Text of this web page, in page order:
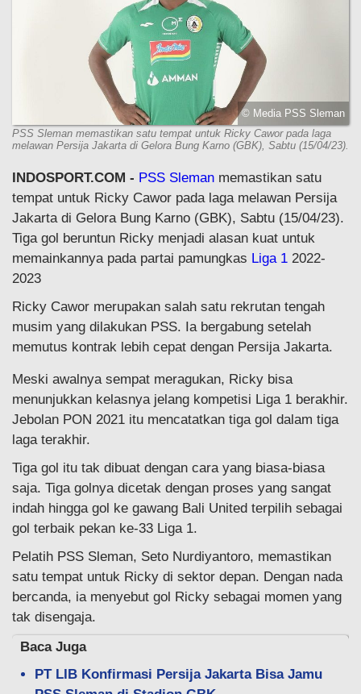
© Media PSS Sleman
PSS Sleman memastikan satu tempat untuk Ricky Cawor pada laga
melawan Persija Jakarta di Gelora Bung Karno (GBK), Sabtu (15/04/23).
INDOSPORT.COM - PSS Sleman memastikan satu
tempat untuk Ricky Cawor pada laga melawan Persija
Jakarta di Gelora Bung Karno (GBK), Sabtu (15/04/23).
Tiga gol beruntun Ricky menjadi alasan kuat untuk
memainkannya pada partai pamungkas Liga 1 2022-
2023
Ricky Cawor merupakan salah satu rekrutan tengah
musim yang dilakukan PSS. Ia bergabung setelah
memutus kontrak lebih cepat dengan Persija Jakarta.
Meski awalnya sempat meragukan, Ricky bisa
menunjukkan kelasnya jelang kompetisi Liga 1 berakhir.
Jebolan PON 2021 itu mencatatkan tiga gol dalam tiga
laga terakhir.
Tiga gol itu tak dibuat dengan cara yang biasa-biasa
saja. Tiga golnya dicetak dengan proses yang sangat
indah hingga gol ke gawang Bali United terpilih sebagai
gol terbaik pekan ke-33 Liga 1.
Pelatih PSS Sleman, Seto Nurdiyantoro, memastikan
satu tempat untuk Ricky di sektor depan. Dengan nada
bercanda, ia menyebut gol Ricky sebagai momen yang
tak disengaja.
Baca Juga
PT LIB Konfirmasi Persija Jakarta Bisa Jamu